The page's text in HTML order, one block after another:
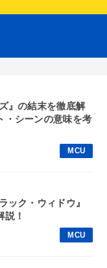
』の結末を徹底解
・シーンの意味を考
MCU
ック・ウィドウ』
説！
MCU